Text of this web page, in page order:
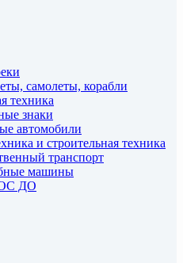
самолеты, корабли
техника
знаки
автомобили
и строительная техника
транспорт
машины
ДО